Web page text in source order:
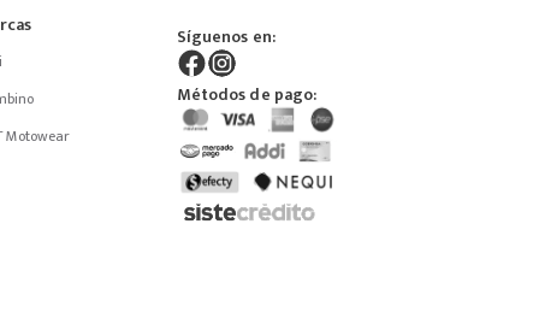
Motowear
Síguenos en:
Métodos de pago: